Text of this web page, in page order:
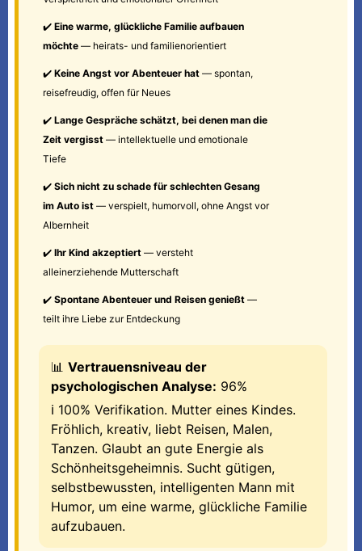
✔️ Eine warme, glückliche Familie aufbauen
möchte — heirats- und familienorientiert
✔️ Keine Angst vor Abenteuer hat — spontan,
reisefreudig, offen für Neues
✔️ Lange Gespräche schätzt, bei denen man die
Zeit vergisst — intellektuelle und emotionale
Tiefe
✔️ Sich nicht zu schade für schlechten Gesang
im Auto ist — verspielt, humorvoll, ohne Angst vor
Albernheit
✔️ Ihr Kind akzeptiert — versteht
alleinerziehende Mutterschaft
✔️ Spontane Abenteuer und Reisen genießt —
teilt ihre Liebe zur Entdeckung
📊 Vertrauensniveau der
psychologischen Analyse: 96%
ℹ️ 100% Verifikation. Mutter eines Kindes.
Fröhlich, kreativ, liebt Reisen, Malen,
Tanzen. Glaubt an gute Energie als
Schönheitsgeheimnis. Sucht gütigen,
selbstbewussten, intelligenten Mann mit
Humor, um eine warme, glückliche Familie
aufzubauen.